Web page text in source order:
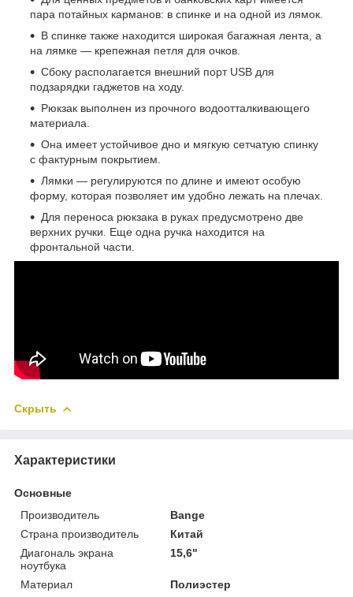
пара потайных карманов: в спинке и на одной из лямок.
В спинке также находится широкая багажная лента, а
на лямке — крепежная петля для очков.
Сбоку располагается внешний порт USB для
подзарядки гаджетов на ходу.
Рюкзак выполнен из прочного водоотталкивающего
материала.
Она имеет устойчивое дно и мягкую сетчатую спинку
с фактурным покрытием.
Лямки — регулируются по длине и имеют особую
форму, которая позволяет им удобно лежать на плечах.
Для переноса рюкзака в руках предусмотрено две
верхних ручки. Еще одна ручка находится на
фронтальной части.
Скрыть
Характеристики
Основные
Производитель
Bange
Страна производитель
Китай
Диагональ экрана
ноутбука
15,6"
Материал
Полиэстер